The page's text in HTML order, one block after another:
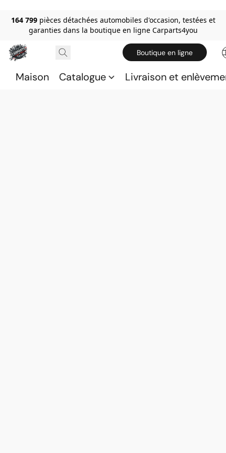
164 799 pièces détachées automobiles d'occasion, testées et
garanties dans la boutique en ligne Carparts4you
Boutique en ligne
Maison Catalogue Livraison et